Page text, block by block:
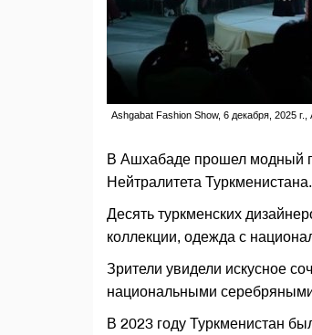
Ashgabat Fashion Show, 6 декабря, 2025
В Ашхабаде прошел модный
Нейтралитета
Десять туркменских
коллекции, одежда с
Зрители увидели искусное
национальными
В 2023 году Туркменистан